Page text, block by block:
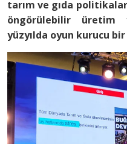
tarım ve gıda
öngörülebilir üretim
yüzyılda oyun kurucu